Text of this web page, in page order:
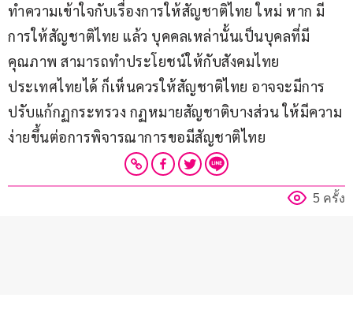
ทำความเข้าใจกับเรื่องการให้สัญชาติไทย ใหม่ หาก มี
การให้สัญชาติไทย แล้ว บุคคลเหล่านั้นเป็นบุคลที่มี
คุณภาพ สามารถทำประโยชน์ให้กับสังคมไทย
ประเทศไทยได้ ก็เห็นควรให้สัญชาติไทย อาจจะมีการ
ปรับแก้กฏกระทรวง กฏหมายสัญชาติบางส่วน ให้มีความ
ง่ายขึ้นต่อการพิจารณาการขอมีสัญชาติไทย
5 ครั้ง